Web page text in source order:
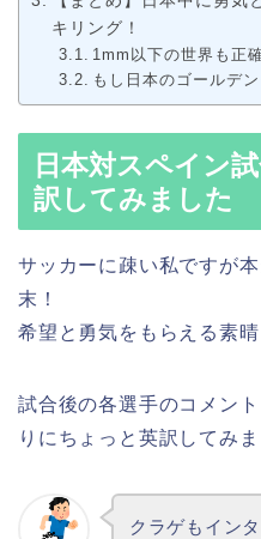
キリング！
1mm以下の世界も正
もし日本のゴールデ
日本対スペイン
訳してみました
サッカーに疎い私ですが
末！
希望と勇気をもらえる素
試合後の各選手のコメン
りにちょっと英訳してみま
クラゲもイン